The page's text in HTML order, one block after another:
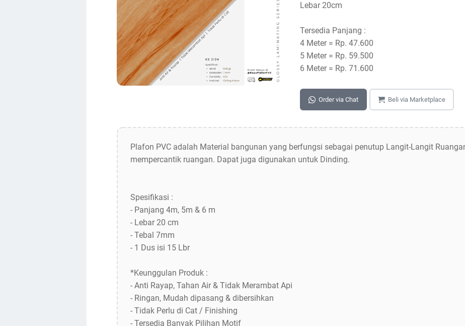
Lebar 20cm
Tersedia Panjang :
4 Meter = Rp. 47.600
5 Meter = Rp. 59.500
6 Meter = Rp. 71.600
Order via Chat Beli via Marketplace
Plafon PVC adalah Material bangunan yang berfungsi sebagai penutup Langit-Langit
mempercantik ruangan. Dapat juga digunakan untuk Dinding.
Spesifikasi :
- Panjang 4m, 5m & 6 m
- Lebar 20 cm
- Tebal 7mm
- 1 Dus isi 15 Lbr
*Keunggulan Produk :
- Anti Rayap, Tahan Air & Tidak Merambat Api
- Ringan, Mudah dipasang & dibersihkan
- Tidak Perlu di Cat / Finishing
- Tersedia Banyak Pilihan Motif